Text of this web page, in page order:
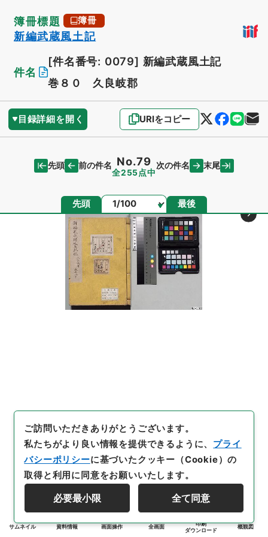
簿冊標題 簿冊
新編武蔵風土記
件名
[件名番号: 0079] 新編武蔵風土記
巻８０ 久良岐郡
目録詳細を開く URIをコピー
先頭 前の件名 No.79
全255点中
次の件名 末尾
先頭 ページ 最後
サムネイル 資料情報 画面操作 全画面
印刷
ダウンロード
概観図
ご訪問いただきありがとうございます。
私たちがより良い情報を提供できるように、 プライ
バシーポリシーに基づいたクッキー（Cookie）の
取得と利用に同意をお願いいたします。
必要最小限 全て同意